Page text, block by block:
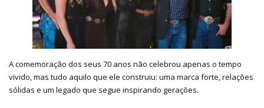
A comemoração dos seus 70 anos não celebrou apenas o tempo
vivido, mas tudo aquilo que ele construiu: uma marca forte, relações
sólidas e um legado que segue inspirando gerações.